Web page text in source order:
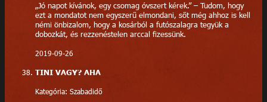
„Jó napot kívánok, egy csomag óvszert kérek.” – Tudom, hogy
ezt a mondatot nem egyszerű elmondani, sőt még ahhoz is kell
némi önbizalom, hogy a kosárból a futószalagra tegyük a
dobozkát, és rezzenéstelen arccal fizessünk.
2019-09-26
TINI VAGY? AHA
Kategória: Szabadidő